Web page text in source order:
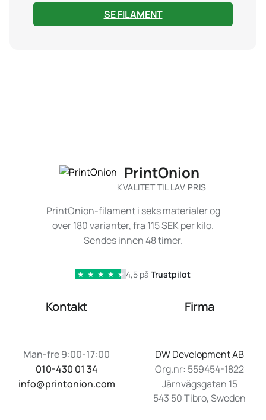
SE FILAMENT
PrintOnion
KVALITET TIL LAV PRIS
PrintOnion-filament i seks materialer og
over 180 varianter, fra 115 SEK per kilo.
Sendes innen 48 timer.
★ ★ ★ ★ ★ 4,5 på Trustpilot
Kontakt
Man-fre 9:00-17:00
010-430 01 34
info@printonion.com
Firma
DW Development AB
Org.nr: 559454-1822
Järnvägsgatan 15
543 50 Tibro, Sweden